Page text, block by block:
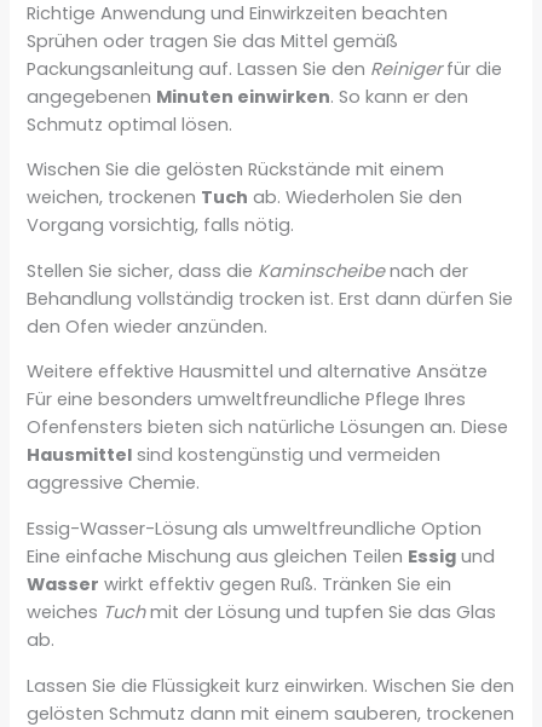
Richtige Anwendung und Einwirkzeiten beachten
Sprühen oder tragen Sie das Mittel gemäß
Packungsanleitung auf. Lassen Sie den Reinigerfür die
angegebenen Minuten einwirken. So kann er den
Schmutz optimal lösen.
Wischen Sie die gelösten Rückstände mit einem
weichen, trockenen Tuch ab. Wiederholen Sie den
Vorgang vorsichtig, falls nötig.
Stellen Sie sicher, dass die Kaminscheibenach der
Behandlung vollständig trocken ist. Erst dann dürfen Sie
den Ofen wieder anzünden.
Weitere effektive Hausmittel und alternative Ansätze
Für eine besonders umweltfreundliche Pflege Ihres
Ofenfensters bieten sich natürliche Lösungen an. Diese
Hausmittel sind kostengünstig und vermeiden
aggressive Chemie.
Essig-Wasser-Lösung als umweltfreundliche Option
Eine einfache Mischung aus gleichen Teilen Essig und
Wasser wirkt effektiv gegen Ruß. Tränken Sie ein
weiches Tuchmit der Lösung und tupfen Sie das Glas
ab.
Lassen Sie die Flüssigkeit kurz einwirken. Wischen Sie den
gelösten Schmutz dann mit einem sauberen, trockenen